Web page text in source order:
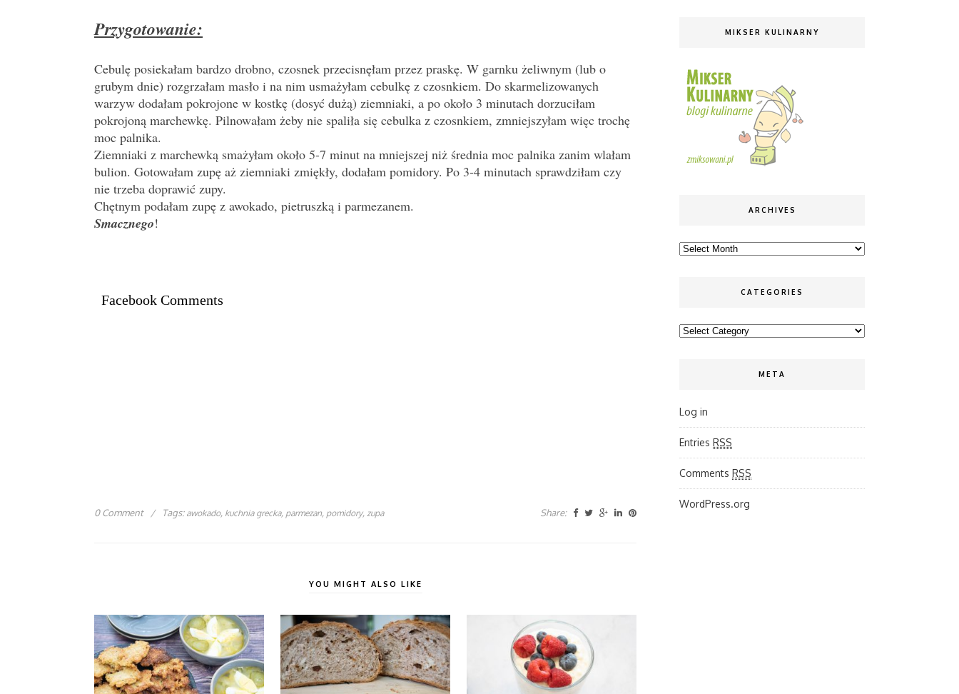
Przygotowanie:
Cebulę posiekałam bardzo drobno, czosnek przecisnęłam przez praskę. W garnku żeliwnym (lub o
grubym dnie) rozgrzałam masło i na nim usmażyłam cebulkę z czosnkiem. Do skarmelizowanych
warzyw dodałam pokrojone w kostkę (dosyć dużą) ziemniaki, a po około 3 minutach dorzuciłam
pokrojoną marchewkę. Pilnowałam żeby nie spaliła się cebulka z czosnkiem, zmniejszyłam więc trochę
moc palnika.
Ziemniaki z marchewką smażyłam około 5-7 minut na mniejszej niż średnia moc palnika zanim wlałam
bulion. Gotowałam zupę aż ziemniaki zmiękły, dodałam pomidory. Po 3-4 minutach sprawdziłam czy
nie trzeba doprawić zupy.
Chętnym podałam zupę z awokado, pietruszką i parmezanem.
Smacznego!
Facebook Comments
0 Comment / Tags: awokado, kuchnia grecka, parmezan, pomidory, zupa Share:
YOU MIGHT ALSO LIKE
MIKSER KULINARNY
ARCHIVES
Archives
CATEGORIES
Categories
META
Log in
Entries RSS
Comments RSS
WordPress.org